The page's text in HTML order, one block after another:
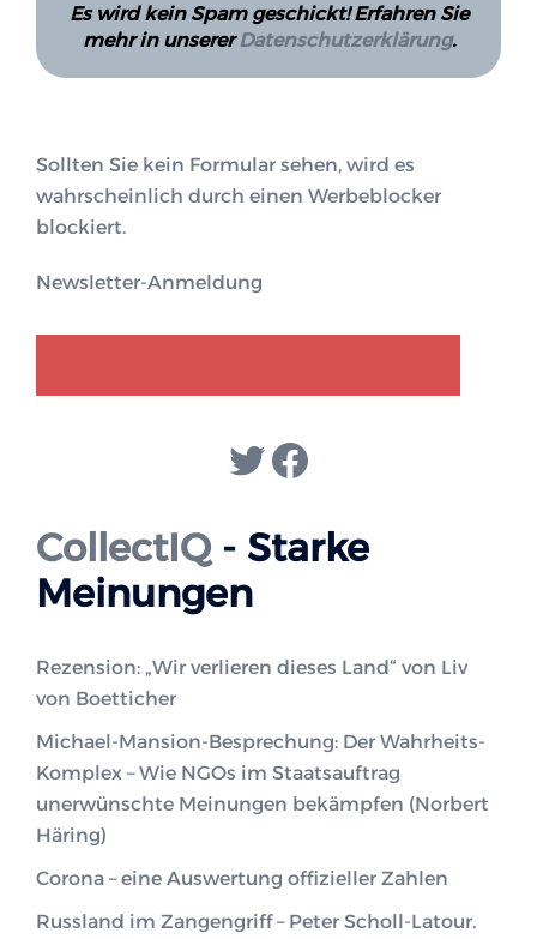
Es wird kein Spam geschickt! Erfahren Sie
mehr in unsererDatenschutzerklärung.
Sollten Sie kein Formular sehen, wird es
wahrscheinlich durch einen Werbeblocker
blockiert.
Newsletter-Anmeldung
Twitter
Facebook
CollectIQ- Starke
Meinungen
Rezension: „Wir verlieren dieses Land“ von Liv
von Boetticher
Michael-Mansion-Besprechung: Der Wahrheits-
Komplex – Wie NGOs im Staatsauftrag
unerwünschte Meinungen bekämpfen (Norbert
Häring)
Corona – eine Auswertung offizieller Zahlen
Russland im Zangengriff – Peter Scholl-Latour.